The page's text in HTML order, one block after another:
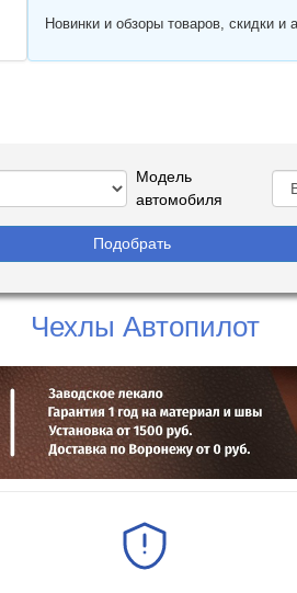
Новинки и обзоры товаров, скидки и
Модель
автомобиля
Чехлы Автопилот